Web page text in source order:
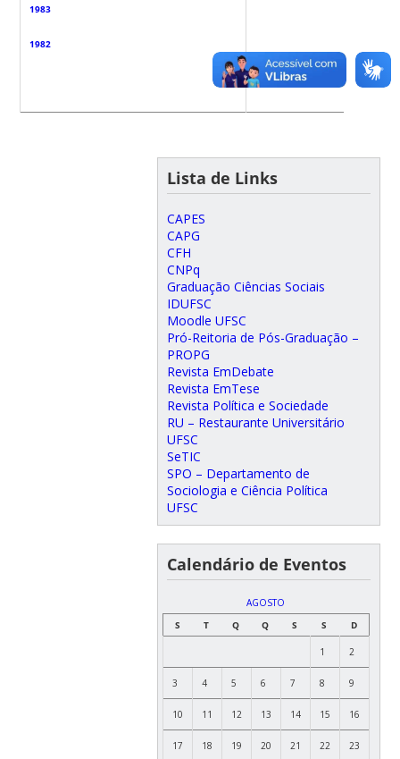
1983
1982
Lista de Links
CAPES
CAPG
CFH
CNPq
Graduação Ciências Sociais
IDUFSC
Moodle UFSC
Pró-Reitoria de Pós-Graduação –
PROPG
Revista EmDebate
Revista EmTese
Revista Política e Sociedade
RU – Restaurante Universitário
UFSC
SeTIC
SPO – Departamento de
Sociologia e Ciência Política
UFSC
Calendário de Eventos
AGOSTO
S
T Q Q S S D
1 2
3 4 5 6 7 8 9
10 11 12 13 14 15 16
17 18 19 20 21 22 23